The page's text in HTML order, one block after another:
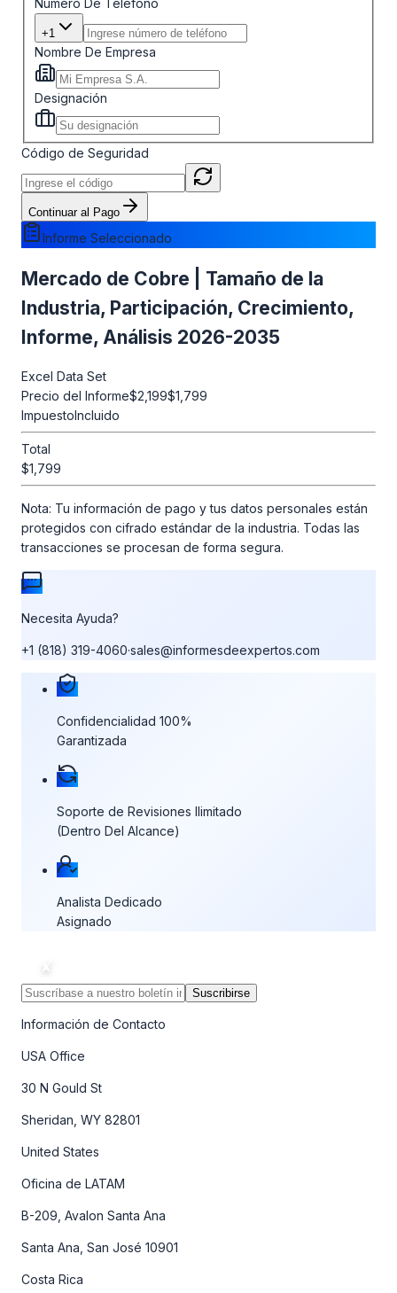
+1
Nombre De Empresa
Designación
Código de Seguridad
Continuar al Pago
Informe Seleccionado
Mercado de Cobre | Tamaño de la
Industria, Participación, Crecimiento,
Informe, Análisis 2026-2035
Excel Data Set
Precio del Informe$2,199$1,799
ImpuestoIncluido
Total
$1,799
Nota: Tu información de pago y tus datos personales están
protegidos con cifrado estándar de la industria. Todas las
transacciones se procesan de forma segura.
Necesita Ayuda?
+1 (818) 319-4060·sales@informesdeexpertos.com
Nuestras garantías de compra
Confidencialidad 100%
Garantizada
Soporte de Revisiones Ilimitado
(Dentro Del Alcance)
Analista Dedicado
Asignado
Suscribirse
Información de Contacto
USA Office
30 N Gould St
Sheridan, WY 82801
United States
Oficina de LATAM
B-209, Avalon Santa Ana
Santa Ana, San José 10901
Costa Rica